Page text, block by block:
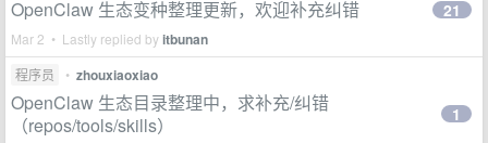
OpenClaw 生态变种整理更新，欢迎补充纠错
Mar 2 • Lastly replied byitbunan
21
程序员 • zhouxiaoxiao
OpenClaw 生态目录整理中，求补充/纠错
（repos/tools/skills）
1